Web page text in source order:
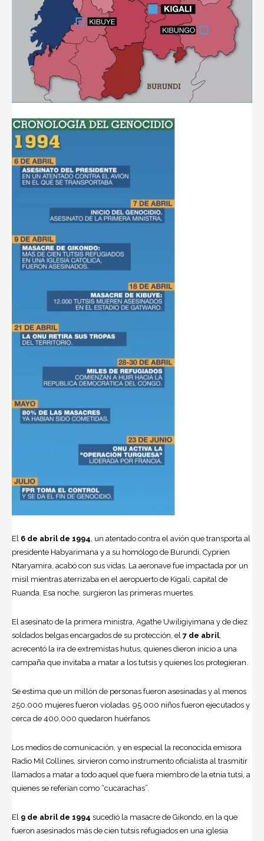
El 6 de abril de 1994 , un atentado contra el avión que transporta al
presidente Habyarimana y a su homólogo de Burundi, Cyprien
Ntaryamira, acabó con sus vidas. La aeronave fue impactada por un
misil mientras aterrizaba en el aeropuerto de Kigali, capital de
Ruanda. Esa noche, surgieron las primeras muertes.
El asesinato de la primera ministra, Agathe Uwiligiyimana y de diez
soldados belgas encargados de su protección, el 7 de abril,
acrecentó la ira de extremistas hutus, quienes dieron inicio a una
campaña que invitaba a matar a los tutsis y quienes los protegieran.
Se estima que un millón de personas fueron asesinadas y al menos
250.000 mujeres fueron violadas. 95.000 niños fueron ejecutados y
cerca de 400.000 quedaron huérfanos.
Los medios de comunicación, y en especial la reconocida emisora
Radio Mil Collines, sirvieron como instrumento oficialista al trasmitir
llamados a matar a todo aquel que fuera miembro de la etnia tutsi, a
quienes se referían como “cucarachas”.
El 9 de abril de 1994 sucedió la masacre de Gikondo, en la que
fueron asesinados más de cien tutsis refugiados en una iglesia